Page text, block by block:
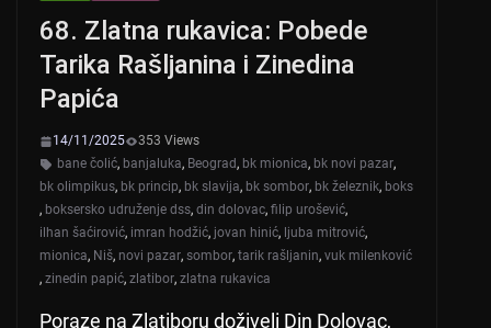
68. Zlatna rukavica: Pobede
Tarika Rašljanina i Zinedina
Papića
14/11/2025
353 Views
bane čolić, banjaluka, Beograd, bk mionica, bk novi pazar,
bk olimpikus, bk princip, bk slavija, bk sombor, bk železnik, boks
, boksersko udruženje dss, din dolovac, filip urošević,
ilhan šaćirović, imran hodžić, jovan hinić, ljuba mitrović,
mionica, Niš, novi pazar, sombor, tarik rašljanin, vuk milenković
, zinedin papić, zlatibor, zlatna rukavica
Poraze na Zlatiboru doživeli Din Dolovac,